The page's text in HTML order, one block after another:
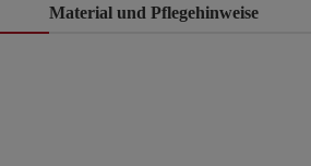
Material und Pflegehinweise